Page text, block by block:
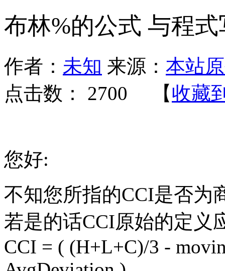
布林%的公式 与程
作者： 未知 来源： 本站
点击数： 2700 【收藏
您好:
不知您所指的CCI是否为
若是的话CCI原始的定义
CCI = ( (H+L+C)/3 -